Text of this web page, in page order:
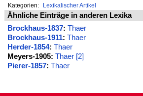
Kategorien:
Lexikalischer Artikel
Ähnliche Einträge in anderen Lexika
Brockhaus-1837: Thaer
Brockhaus-1911: Thaer
Herder-1854: Thaer
Meyers-1905: Thaer [2]
Pierer-1857: Thaer